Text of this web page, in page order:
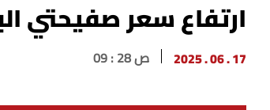
ارتفاع سعر صفيحتي البنزين 10000 ليرة
17 . 06 . 2025 09 : 28 ص